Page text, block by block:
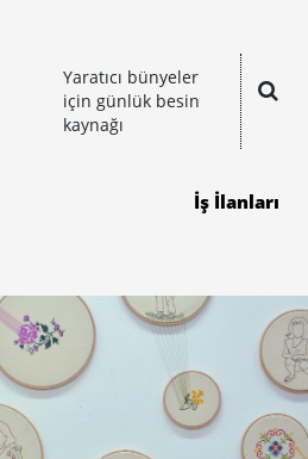
Yaratıcı bünyeler
için günlük besin
kaynağı
İş İlanları